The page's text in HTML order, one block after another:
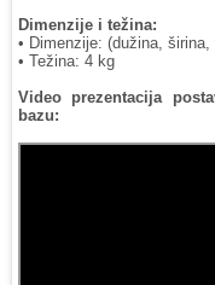
Dimenzije i težina:
• Dimenzije: (dužina,
• Težina: 4 kg
Video prezentacija
bazu: